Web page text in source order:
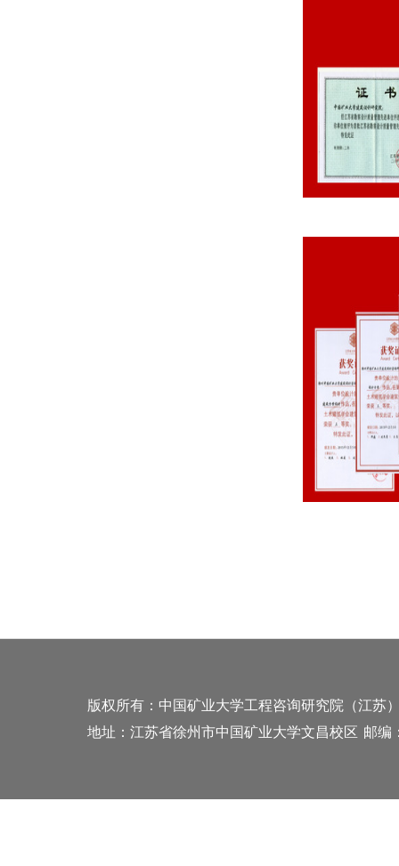
版权所有：中国矿业大学工程咨询研究院（江苏
地址：江苏省徐州市中国矿业大学文昌校区 邮编